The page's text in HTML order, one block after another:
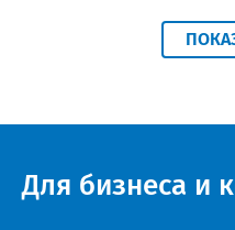
уголовного розыска
Причинами убийства,
результате проведенного
причастности к
передвигались на белом
Для бизнеса и